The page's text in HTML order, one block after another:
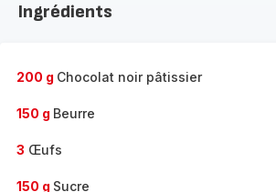
gamme
Ingrédients
200 g Chocolat noir pâtissier
150 g Beurre
3 Œufs
150 g Sucre